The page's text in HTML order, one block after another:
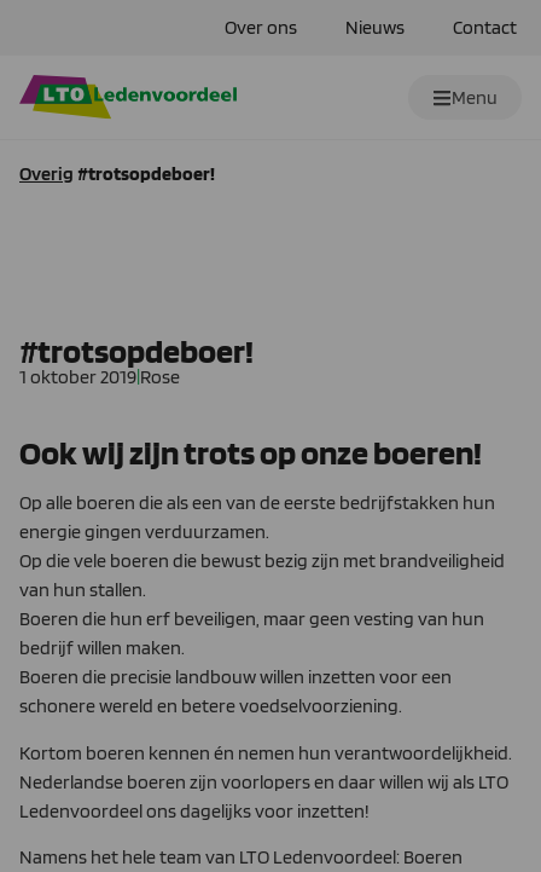
Over ons Nieuws Contact
Menu
Overig #trotsopdeboer!
#trotsopdeboer!
1 oktober 2019 Rose
Ook wij zijn trots op onze boeren!
Op alle boeren die als een van de eerste bedrijfstakken hun
energie gingen verduurzamen.
Op die vele boeren die bewust bezig zijn met brandveiligheid
van hun stallen.
Boeren die hun erf beveiligen, maar geen vesting van hun
bedrijf willen maken.
Boeren die precisie landbouw willen inzetten voor een
schonere wereld en betere voedselvoorziening.
Kortom boeren kennen én nemen hun verantwoordelijkheid.
Nederlandse boeren zijn voorlopers en daar willen wij als LTO
Ledenvoordeel ons dagelijks voor inzetten!
Namens het hele team van LTO Ledenvoordeel: Boeren